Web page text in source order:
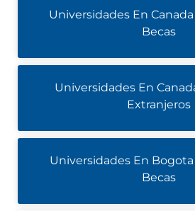
Universidades En
Becas
Universidades En
Extranjeros
Universidades En
Becas